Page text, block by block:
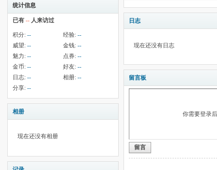
统计信息
已有 -- 人来访过
积分: -- 经验: --
威望: -- 金钱: --
魅力: -- 点券: --
金币: -- 好友: --
日志: -- 相册: --
分享: --
相册
现在还没有相册
日志
现在还没有日志
留言板
你需要登录
留言